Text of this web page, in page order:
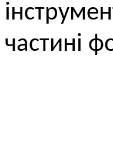
частині